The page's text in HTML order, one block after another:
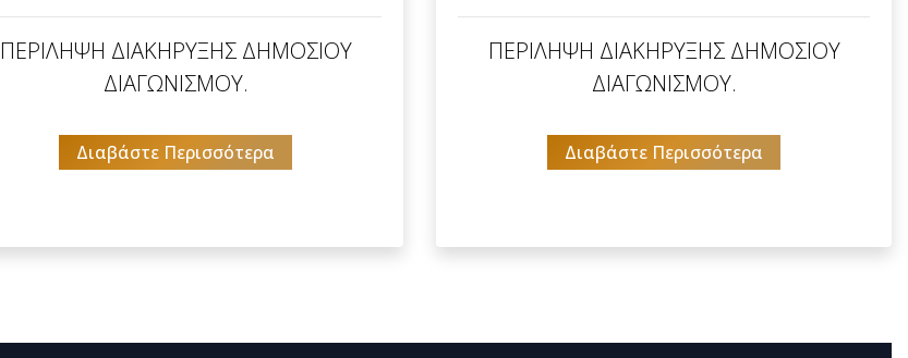
ΠΕΡΙΛΗΨΗ ΔΙΑΚΗΡΥΞΗΣ ΔΗΜΟΣΙΟΥ
ΔΙΑΓΩΝΙΣΜΟΥ.
Διαβάστε Περισσότερα
ΠΕΡΙΛΗΨΗ ΔΙΑΚΗΡΥΞΗΣ ΔΗΜΟΣΙΟΥ
ΔΙΑΓΩΝΙΣΜΟΥ.
Διαβάστε Περισσότερα